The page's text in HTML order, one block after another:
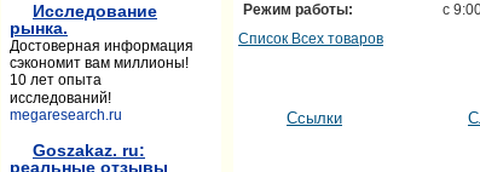
Режим работы:
с
Список Всех товаров
Ссылки
Исследование
рынка.
Достоверная информация
сэкономит вам миллионы!
10 лет опыта
исследований!
megaresearch.ru
Goszakaz. ru:
реальные отзывы